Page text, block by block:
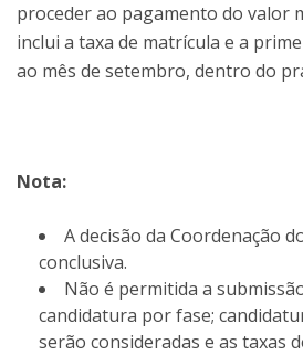
proceder ao pagamento do valor
inclui a taxa de matrícula e a
ao mês de setembro, dentro do
Nota:
A decisão da Coordenação
conclusiva.
Não é permitida a
candidatura por fase;
serão consideradas e as taxas